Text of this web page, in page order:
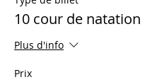
10 cour de natation
Plus d'info
Prix